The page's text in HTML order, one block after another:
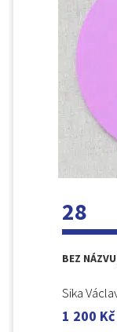
28
BEZ
Sika
1 200 Kč